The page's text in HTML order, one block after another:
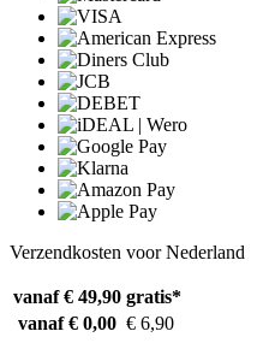
Verzendkosten voor Nederland
vanaf € 49,90 gratis*
vanaf € 0,00 € 6,90